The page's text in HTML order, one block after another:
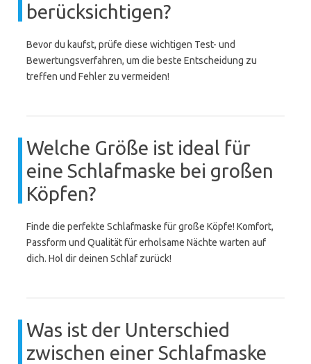
berücksichtigen?
Bevor du kaufst, prüfe diese wichtigen Test- und
Bewertungsverfahren, um die beste Entscheidung zu
treffen und Fehler zu vermeiden!
Welche Größe ist ideal für
eine Schlafmaske bei großen
Köpfen?
Finde die perfekte Schlafmaske für große Köpfe! Komfort,
Passform und Qualität für erholsame Nächte warten auf
dich. Hol dir deinen Schlaf zurück!
Was ist der Unterschied
zwischen einer Schlafmaske